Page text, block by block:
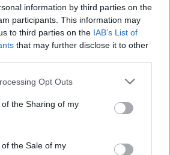
information by third parties on the
participants. This information may
to third parties on the IAB’s List of
that may further disclose it to other
Opt Outs
the Sharing of my
the Sale of my
στο Google News και
ΛΥΚΑΒΗΤΤΟΣ
ΧΩΡΟΦΥΛΑΚΗ